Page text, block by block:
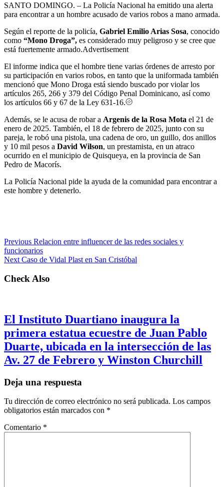
SANTO DOMINGO. – La Policía Nacional ha emitido una alerta
para encontrar a un hombre acusado de varios robos a mano armada.
Según el reporte de la policía, Gabriel Emilio Arias Sosa, conocido
como “Mono Droga”, es considerado muy peligroso y se cree que
está fuertemente armado.Advertisement
El informe indica que el hombre tiene varias órdenes de arresto por
su participación en varios robos, en tanto que la uniformada también
mencionó que Mono Droga está siendo buscado por violar los
artículos 265, 266 y 379 del Código Penal Dominicano, así como
los artículos 66 y 67 de la Ley 631-16.
Además, se le acusa de robar a Argenis de la Rosa Mota el 21 de
enero de 2025. También, el 18 de febrero de 2025, junto con su
pareja, le robó una pistola, una cadena de oro, un guillo, dos anillos
y 10 mil pesos a David Wilson, un prestamista, en un atraco
ocurrido en el municipio de Quisqueya, en la provincia de San
Pedro de Macorís.
La Policía Nacional pide la ayuda de la comunidad para encontrar a
este hombre y detenerlo.
Previous Relacion entre influencer de las redes sociales y
funcionarios
Next Caso de Vidal Plast en San Cristóbal
Check Also
El Instituto Duartiano inaugura la
primera estatua ecuestre de Juan Pablo
Duarte, ubicada en la intersección de las
Av. 27 de Febrero y Winston Churchill
Deja una respuesta
Tu dirección de correo electrónico no será publicada. Los campos
obligatorios están marcados con *
Comentario *